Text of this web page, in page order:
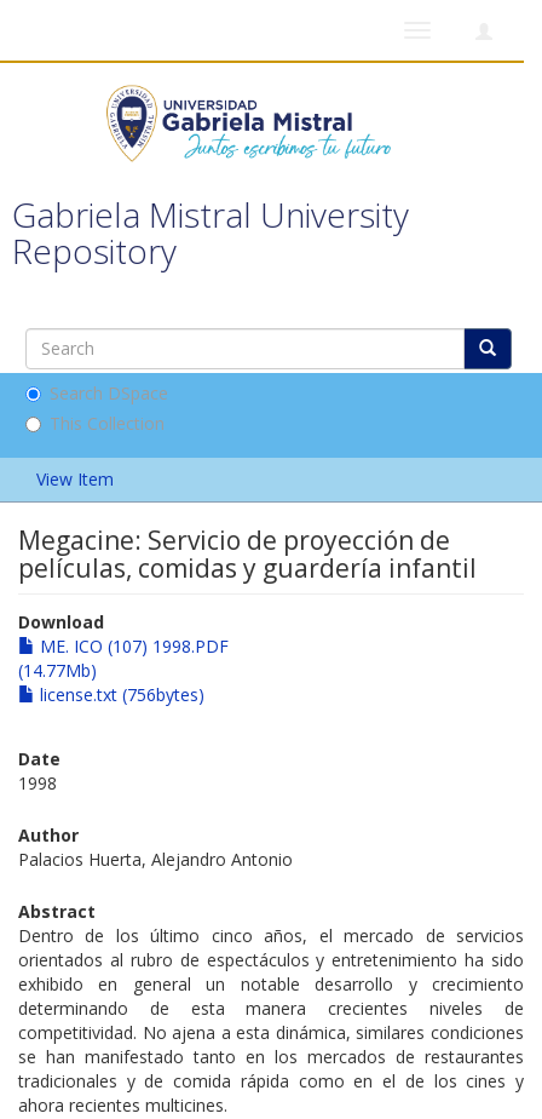
Gabriela Mistral University
Repository
Search DSpace
This Collection
View Item
Megacine: Servicio de proyección de
películas, comidas y guardería infantil
Download
ME. ICO (107) 1998.PDF
(14.77Mb)
license.txt (756bytes)
Date
1998
Author
Palacios Huerta, Alejandro Antonio
Abstract
Dentro de los último cinco años, el mercado de servicios
orientados al rubro de espectáculos y entretenimiento ha sido
exhibido en general un notable desarrollo y crecimiento
determinando de esta manera crecientes niveles de
competitividad. No ajena a esta dinámica, similares condiciones
se han manifestado tanto en los mercados de restaurantes
tradicionales y de comida rápida como en el de los cines y
ahora recientes multicines.